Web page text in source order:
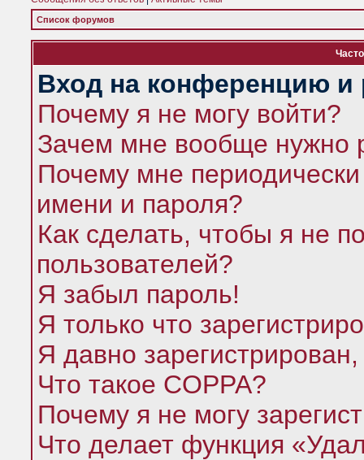
Список форумов
Вход на конференцию и
Почему я не могу войти?
Зачем мне вообще нужно
Почему мне
имени и пароля?
Как сделать, чтобы я не
пользователей?
Я забыл пароль!
Я только что
Я давно
Что такое COPPA?
Почему я не могу
Что делает функция